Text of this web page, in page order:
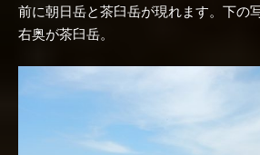
前に朝日岳と茶臼岳が現れます。下の
右奥が茶臼岳。